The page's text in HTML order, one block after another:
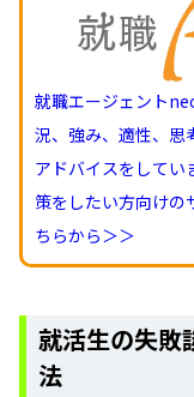
就職エージェント
況、強み、適性、思
アドバイスをしてい
策をしたい方向けの
ちらから＞＞
就活生の失敗
法